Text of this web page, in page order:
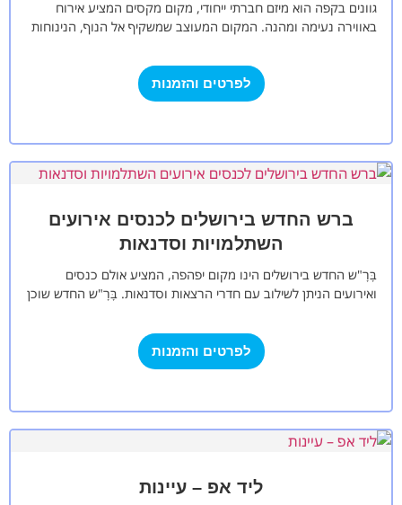
גוונים בקפה הוא מיזם חברתי ייחודי, מקום מקסים המציע אירוח
באווירה נעימה ומהנה. המקום המעוצב שמשקיף אל הנוף, הנינוחות
לפרטים והזמנות
ברש החדש בירושלים לכנסים אירועים
השתלמויות וסדנאות
בָּרָ"ש החדש בירושלים הינו מקום יפהפה, המציע אולם כנסים
ואירועים הניתן לשילוב עם חדרי הרצאות וסדנאות. בָּרָ"ש החדש שוכן
לפרטים והזמנות
ליד אפ – עיינות